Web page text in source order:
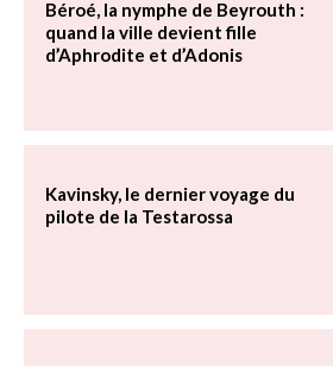
Béroé, la nymphe de Beyrouth :
quand la ville devient fille
d’Aphrodite et d’Adonis
Kavinsky, le dernier voyage du
pilote de la Testarossa